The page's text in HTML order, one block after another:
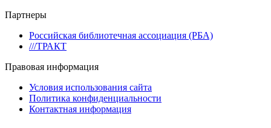
Партнеры
Российская библиотечная ассоциация (РБА)
///ТРАКТ
Правовая информация
Условия использования сайта
Политика конфиденциальности
Контактная информация